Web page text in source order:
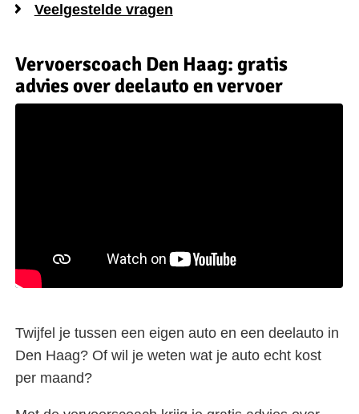
Veelgestelde vragen
Vervoerscoach Den Haag: gratis
advies over deelauto en vervoer
Twijfel je tussen een eigen auto en een deelauto in
Den Haag? Of wil je weten wat je auto echt kost
per maand?